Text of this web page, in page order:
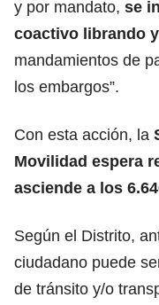
y por mandato, se
coactivo librando
mandamientos de
los embargos”.
Con esta acción, la
Movilidad espera
asciende a los
Según el Distrito,
ciudadano puede
de tránsito y/o